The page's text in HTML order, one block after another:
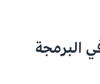
البرمجة